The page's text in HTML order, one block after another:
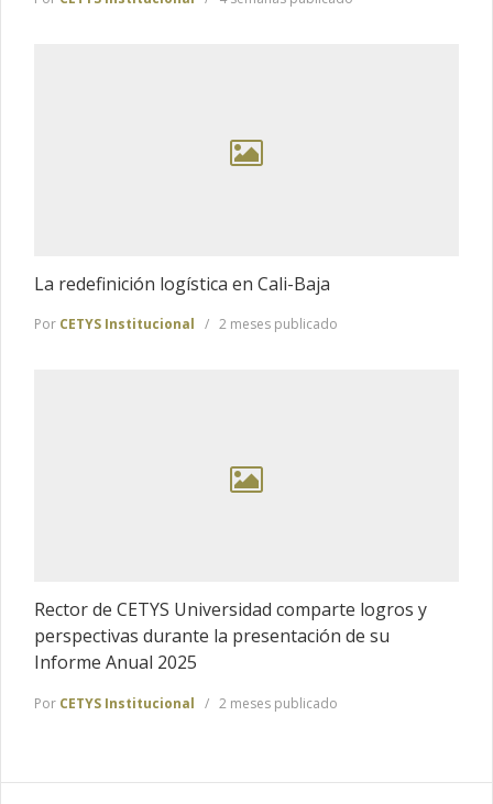
La redefinición logística en Cali-Baja
Por CETYS Institucional 2 meses publicado
Rector de CETYS Universidad comparte logros y
perspectivas durante la presentación de su
Informe Anual 2025
Por CETYS Institucional 2 meses publicado